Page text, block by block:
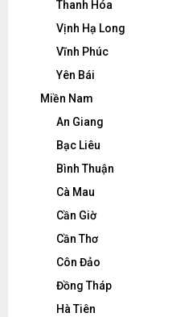
Thanh Hóa
Vịnh Hạ Long
Vĩnh Phúc
Yên Bái
Miền Nam
An Giang
Bạc Liêu
Bình Thuận
Cà Mau
Cần Giờ
Cần Thơ
Côn Đảo
Đồng Tháp
Hà Tiên